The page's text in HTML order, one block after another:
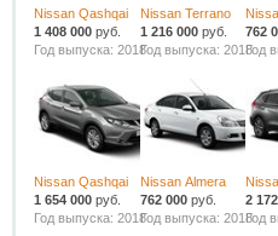
Nissan Qashqai
1 408 000 руб.
Год выпуска: 2018
Nissan Terrano
1 216 000руб.
Год выпуска: 2018
762
Год
Nissan Qashqai
1 654 000 руб.
Год выпуска: 2018
Nissan Almera
762 000руб.
Год выпуска: 2018
2
Год